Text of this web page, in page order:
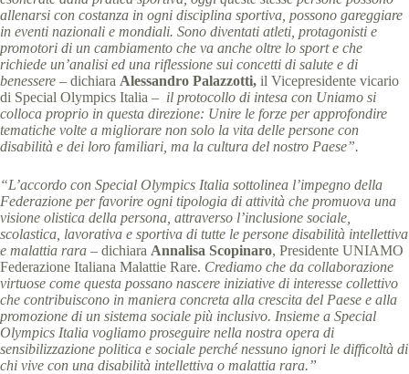
allenarsi con costanza in ogni disciplina sportiva, possono gareggiare
in eventi nazionali e mondiali. Sono diventati atleti, protagonisti e
promotori di un cambiamento che va anche oltre lo sport e che
richiede un’analisi ed una riflessione sui concetti di salute e di
benessere – dichiara Alessandro Palazzotti, il Vicepresidente vicario
di Special Olympics Italia – il protocollo di intesa con Uniamo si
colloca proprio in questa direzione: Unire le forze per approfondire
tematiche volte a migliorare non solo la vita delle persone con
disabilità e dei loro familiari, ma la cultura del nostro Paese”.
“L’accordo con Special Olympics Italia sottolinea l’impegno della
Federazione per favorire ogni tipologia di attività che promuova una
visione olistica della persona, attraverso l’inclusione sociale,
scolastica, lavorativa e sportiva di tutte le persone disabilità intellettiva
e malattia rara – dichiara Annalisa Scopinaro, Presidente UNIAMO
Federazione Italiana Malattie Rare. Crediamo che da collaborazione
virtuose come questa possano nascere iniziative di interesse collettivo
che contribuiscono in maniera concreta alla crescita del Paese e alla
promozione di un sistema sociale più inclusivo. Insieme a Special
Olympics Italia vogliamo proseguire nella nostra opera di
sensibilizzazione politica e sociale perché nessuno ignori le difficoltà di
chi vive con una disabilità intellettiva o malattia rara.”